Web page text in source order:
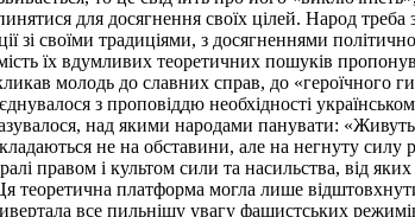
для досягнення своїх цілей. Народ
зі своїми традиціями, з досягненнями
їх вдумливих теоретичних пошуків
молодь до славних справ, до «героїчного
з проповіддю необхідності
над якими народами панувати:
не на обставини, але на негнуту силу
правом і культом сили та насильства, від
теоретична платформа могла лише відштовхнути
все пильнішу увагу фашистських